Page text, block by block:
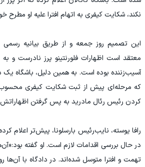
نکند، شکایت کیفری به اتهام افترا علیه او مطرح
این تصمیم روز جمعه و از طریق بیانیه رسمی
معتقد است اظهارات فلورنتینو پرز نادرست و به
آسیب‌زننده بوده است. به همین دلیل، باشگاه
که مرحله‌ای پیش از ثبت شکایت کیفری
کردن رئیس رئال مادرید به پس گرفتن
رافا یوسته، نایب‌رئیس بارسلونا، پیش‌تر اعلام
در حال بررسی اقدامات لازم است. او گفته
تهمت و افترا متوسل شده‌اند. در دادگاه با